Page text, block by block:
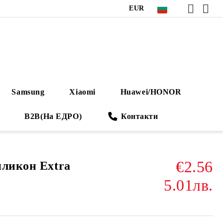
EUR
Samsung Xiaomi Huawei/HONOR
B2B(На ЕДРО) Контакти
Extra
€2.56
5.01лв.